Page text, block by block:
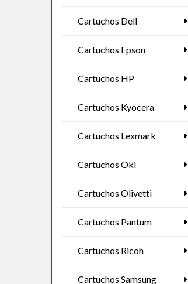
Cartuchos Dell
Cartuchos Epson
Cartuchos HP
Cartuchos Kyocera
Cartuchos Lexmark
Cartuchos Oki
Cartuchos Olivetti
Cartuchos Pantum
Cartuchos Ricoh
Cartuchos Samsung